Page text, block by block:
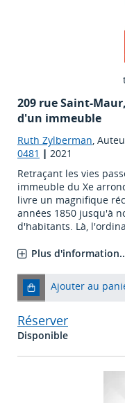
209 rue Saint-
d'un immeuble
Ruth Zylberman,
0481 | 2021
Retraçant les vies
immeuble du Xe
livre un magnifique
années 1850 jusqu'à
d'habitants. Là,
Plus
Ajouter au
Réserver
Disponible